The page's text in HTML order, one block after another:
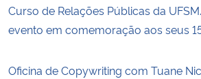
Curso de Relações Públicas da
evento em comemoração aos seus
Oficina de Copywriting com Tuane